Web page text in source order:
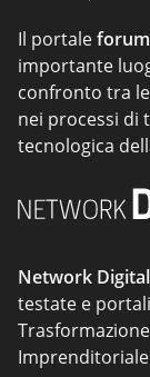
Il portale
importante
confronto tra
nei processi di
tecnologica
Network
testate e